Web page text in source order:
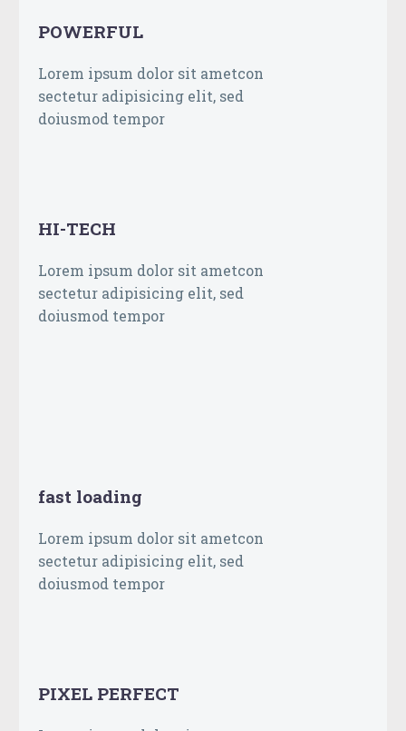
POWERFUL
Lorem ipsum dolor sit ametcon
sectetur adipisicing elit, sed
doiusmod tempor
HI-TECH
Lorem ipsum dolor sit ametcon
sectetur adipisicing elit, sed
doiusmod tempor
fast loading
Lorem ipsum dolor sit ametcon
sectetur adipisicing elit, sed
doiusmod tempor
PIXEL PERFECT